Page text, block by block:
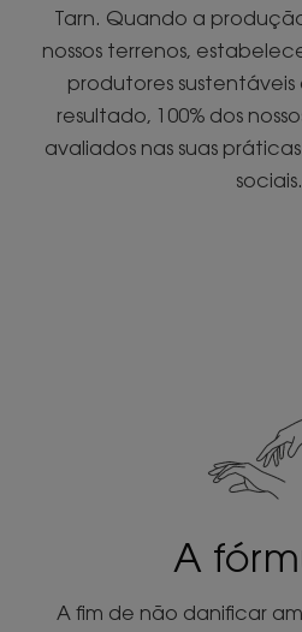
Tarn. Quando a
nossos terrenos,
produtores sustentáveis
resultado, 100% dos
avaliados nas suas
sociais.
A
A fim de não danificar